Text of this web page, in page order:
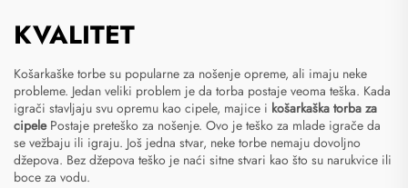
KVALITET
Košarkaške torbe su popularne za nošenje opreme, ali imaju neke
probleme. Jedan veliki problem je da torba postaje veoma teška. Kada
igrači stavljaju svu opremu kao cipele, majice i košarkaška torba za
cipele Postaje preteško za nošenje. Ovo je teško za mlade igrače da
se vežbaju ili igraju. Još jedna stvar, neke torbe nemaju dovoljno
džepova. Bez džepova teško je naći sitne stvari kao što su narukvice ili
boce za vodu.